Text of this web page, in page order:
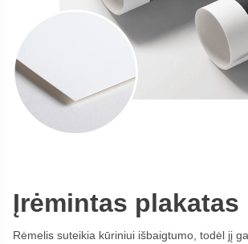
Įrėmintas plakatas
Rėmelis suteikia kūriniui išbaigtumo, todėl jį